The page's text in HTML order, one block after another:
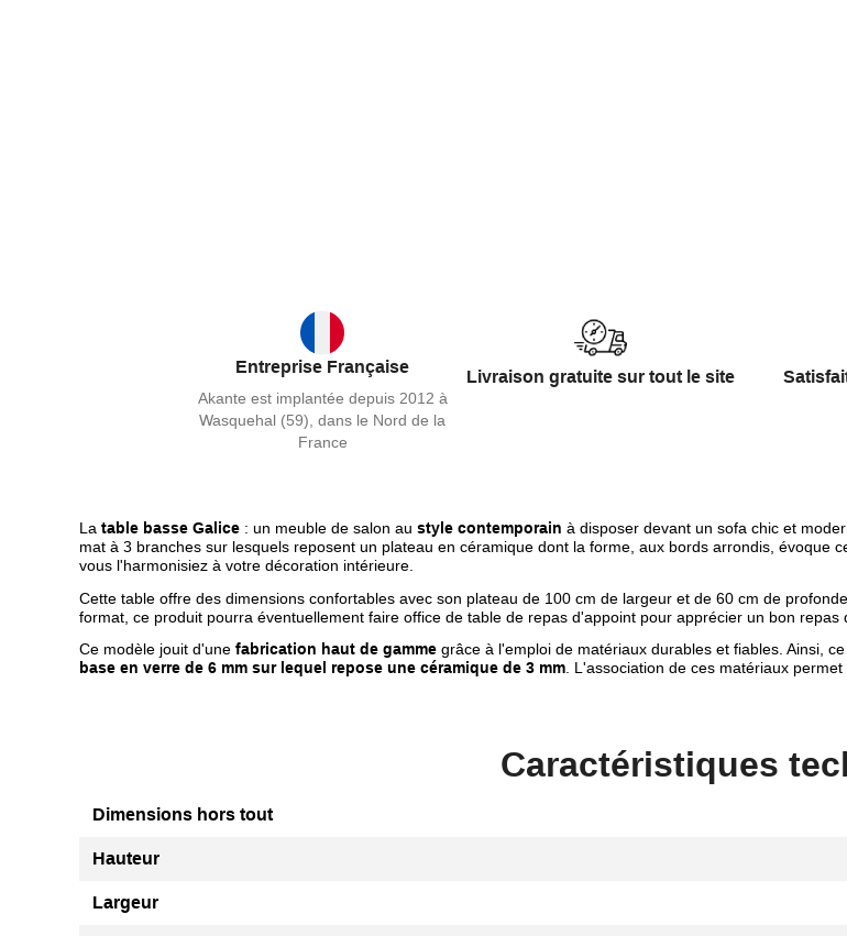
Entreprise Française
Akante est implantée depuis 2012 à
Wasquehal (59), dans le Nord de la
France
Livraison gratuite sur tout le site
La table basse Galice : un meuble de salon au style contemporain à disposer devant un sofa chic et
mat à 3 branches sur lesquels reposent un plateau en céramique dont la forme, aux bords arrondis, évoque
vous l'harmonisiez à votre décoration intérieure.
Cette table offre des dimensions confortables avec son plateau de 100 cm de largeur et de 60 cm de
format, ce produit pourra éventuellement faire office de table de repas d'appoint pour apprécier un bon repas
Ce modèle jouit d'une fabrication haut de gamme grâce à l'emploi de matériaux durables et fiables. Ainsi,
base en verre de 6 mm sur lequel repose une céramique de 3 mm. L'association de ces matériaux
Caractéristiques
Dimensions hors tout
Hauteur
Largeur